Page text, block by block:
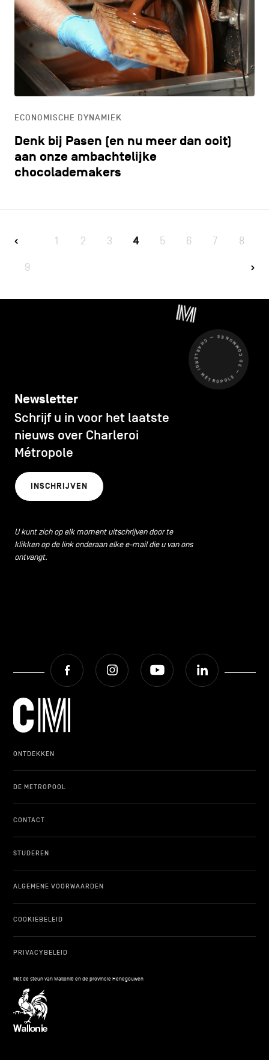
ECONOMISCHE DYNAMIEK
Denk bij Pasen (en nu meer dan ooit)
aan onze ambachtelijke
chocolademakers
1 2 3 4 5 6 7 8
9
CHARLEROI MÉTROPOLE — 30 COMMUNES —
Newsletter
Schrijf u in voor het laatste
nieuws over Charleroi
Métropole
INSCHRIJVEN
U kunt zich op elk moment uitschrijven door te
klikken op de link onderaan elke e-mail die u van ons
ontvangt.
Facebook Instagram Youtube
ONTDEKKEN
DE METROPOOL
CONTACT
STUDEREN
ALGEMENE VOORWAARDEN
COOKIEBELEID
PRIVACYBELEID
Met de steun van Wallonië en de provincie Henegouwen